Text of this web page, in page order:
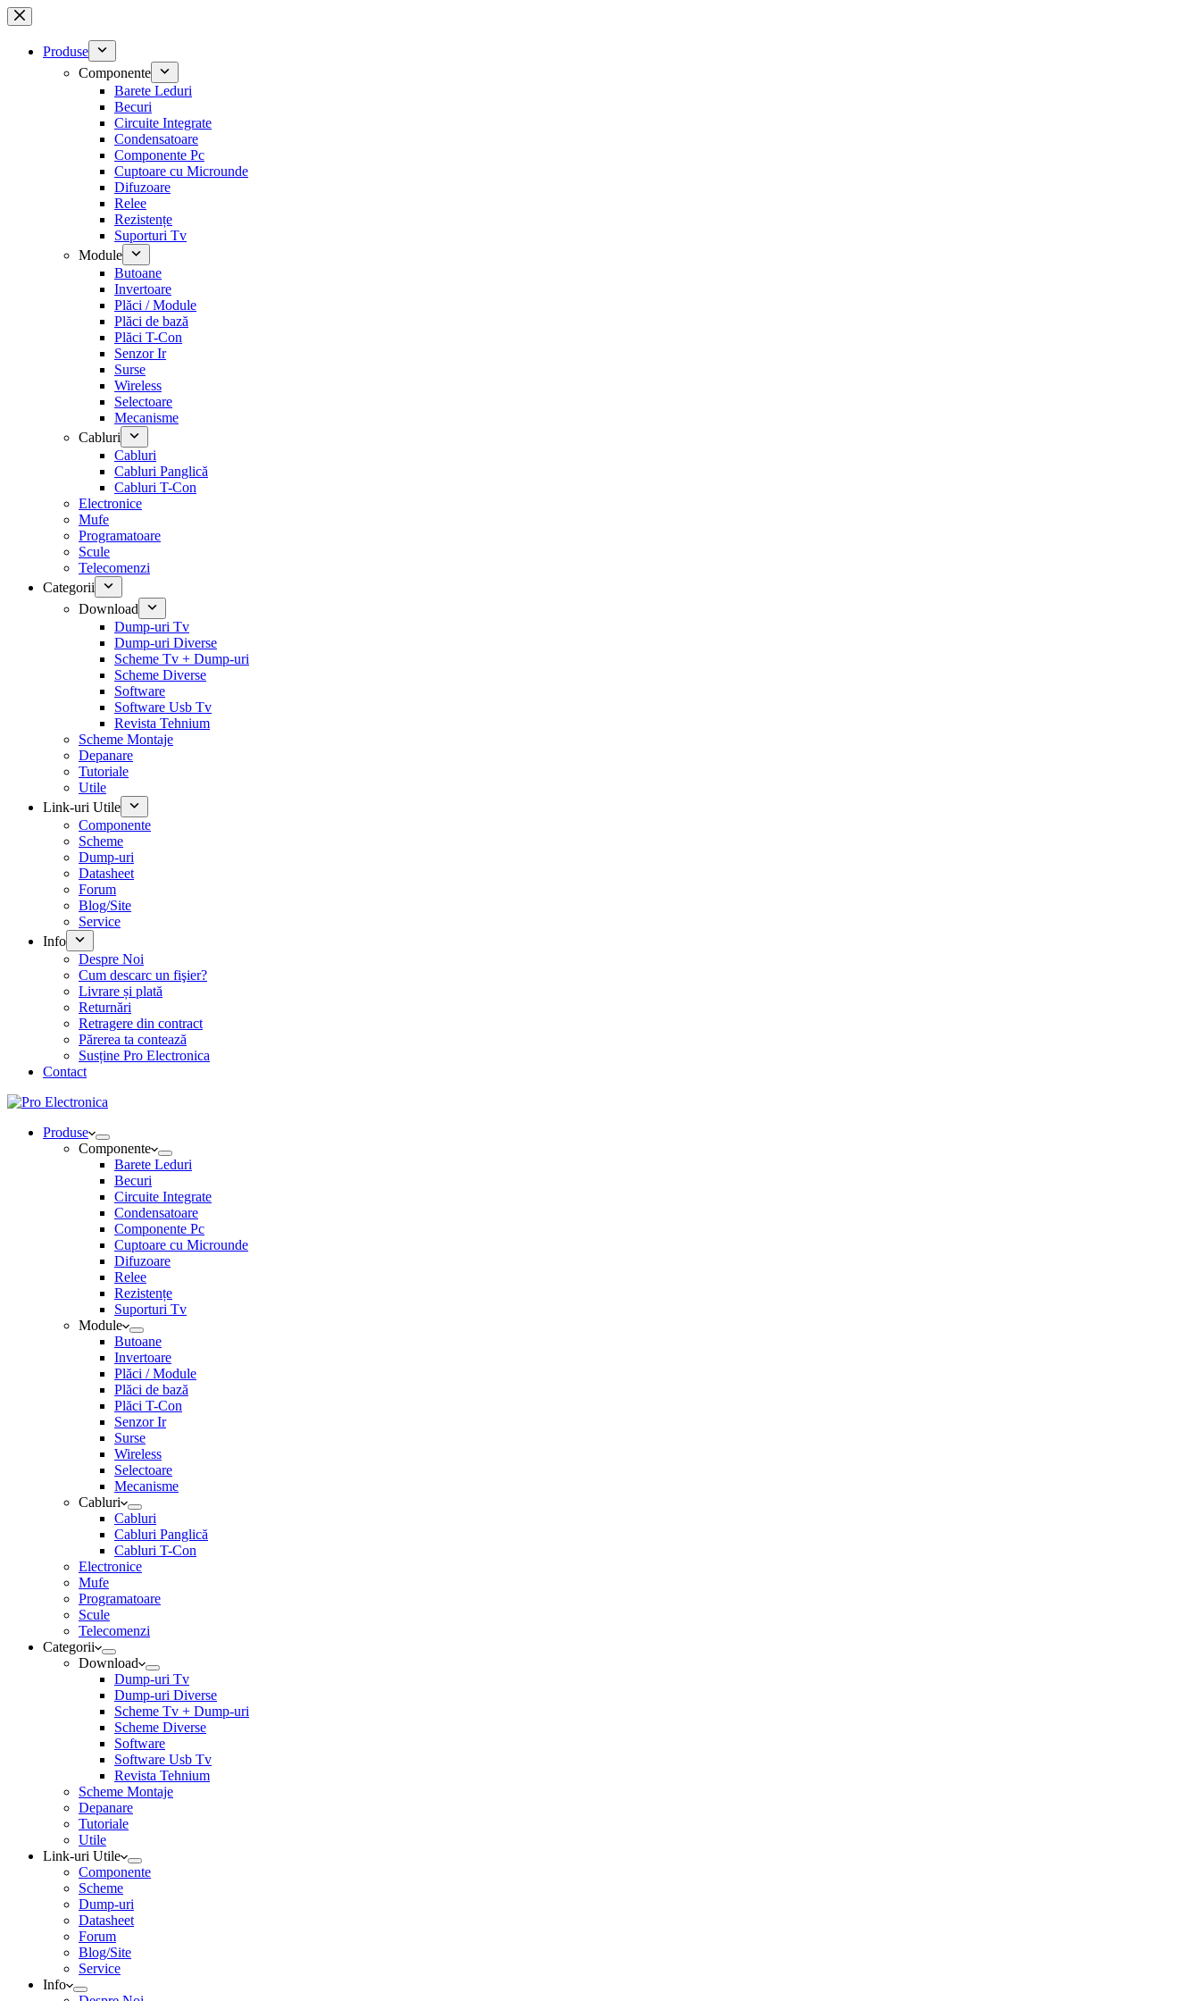
Sari
la
conținutProduse
Componente
Barete Leduri
Becuri
Circuite Integrate
Condensatoare
Componente Pc
Cuptoare cu Microunde
Difuzoare
Relee
Rezistențe
Suporturi Tv
Module
Butoane
Invertoare
Plăci / Module
Plăci de bază
Plăci T-Con
Senzor Ir
Surse
Wireless
Selectoare
Mecanisme
Cabluri
Cabluri
Cabluri Panglică
Cabluri T-Con
Electronice
Mufe
Programatoare
Scule
Telecomenzi
Categorii
Download
Dump-uri Tv
Dump-uri Diverse
Scheme Tv + Dump-uri
Scheme Diverse
Software
Software Usb Tv
Revista Tehnium
Scheme Montaje
Depanare
Tutoriale
Utile
Link-uri Utile
Componente
Scheme
Dump-uri
Datasheet
Forum
Blog/Site
Service
Info
Despre Noi
Cum descarc un fişier?
Livrare și plată
Returnări
Retragere din contract
Părerea ta contează
Susține Pro Electronica
Contact
Produse
Componente
Barete Leduri
Becuri
Circuite Integrate
Condensatoare
Componente Pc
Cuptoare cu Microunde
Difuzoare
Relee
Rezistențe
Suporturi Tv
Module
Butoane
Invertoare
Plăci / Module
Plăci de bază
Plăci T-Con
Senzor Ir
Surse
Wireless
Selectoare
Mecanisme
Cabluri
Cabluri
Cabluri Panglică
Cabluri T-Con
Electronice
Mufe
Programatoare
Scule
Telecomenzi
Categorii
Download
Dump-uri Tv
Dump-uri Diverse
Scheme Tv + Dump-uri
Scheme Diverse
Software
Software Usb Tv
Revista Tehnium
Scheme Montaje
Depanare
Tutoriale
Utile
Link-uri Utile
Componente
Scheme
Dump-uri
Datasheet
Forum
Blog/Site
Service
Info